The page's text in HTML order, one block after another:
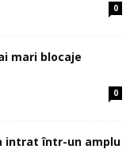
0
mari blocaje
0
intrat într-un amplu